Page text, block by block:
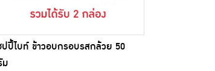
ปปี้ไบท์ ข้าวอบกรอบรสกล้วย 50
ม